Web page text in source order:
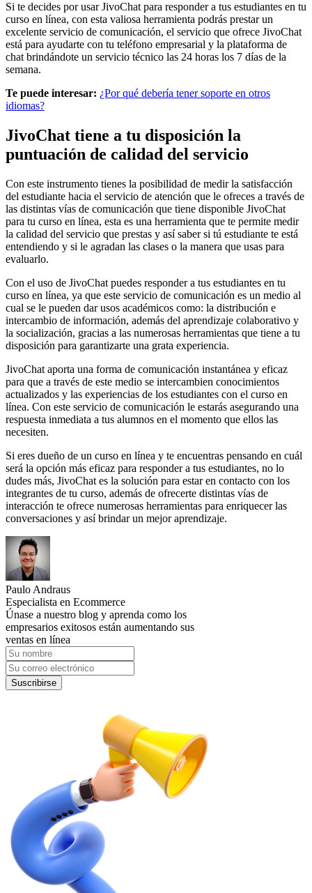
Si te decides por usar JivoChat para responder a tus estudiantes en tu
curso en línea, con esta valiosa herramienta podrás prestar un
excelente servicio de comunicación, el servicio que ofrece JivoChat
está para ayudarte con tu teléfono empresarial y la plataforma de
chat brindándote un servicio técnico las 24 horas los 7 días de la
semana.
Te puede interesar: ¿Por qué debería tener soporte en otros
idiomas?
JivoChat tiene a tu disposición la
puntuación de calidad del servicio
Con este instrumento tienes la posibilidad de medir la satisfacción
del estudiante hacia el servicio de atención que le ofreces a través de
las distintas vías de comunicación que tiene disponible JivoChat
para tu curso en línea, esta es una herramienta que te permite medir
la calidad del servicio que prestas y así saber si tú estudiante te está
entendiendo y si le agradan las clases o la manera que usas para
evaluarlo.
Con el uso de JivoChat puedes responder a tus estudiantes en tu
curso en línea, ya que este servicio de comunicación es un medio al
cual se le pueden dar usos académicos como: la distribución e
intercambio de información, además del aprendizaje colaborativo y
la socialización, gracias a las numerosas herramientas que tiene a tu
disposición para garantizarte una grata experiencia.
JivoChat aporta una forma de comunicación instantánea y eficaz
para que a través de este medio se intercambien conocimientos
actualizados y las experiencias de los estudiantes con el curso en
línea. Con este servicio de comunicación le estarás asegurando una
respuesta inmediata a tus alumnos en el momento que ellos las
necesiten.
Si eres dueño de un curso en línea y te encuentras pensando en cuál
será la opción más eficaz para responder a tus estudiantes, no lo
dudes más, JivoChat es la solución para estar en contacto con los
integrantes de tu curso, además de ofrecerte distintas vías de
interacción te ofrece numerosas herramientas para enriquecer las
conversaciones y así brindar un mejor aprendizaje.
Paulo Andraus
Especialista en Ecommerce
Únase a nuestro blog y aprenda como los
empresarios exitosos están aumentando sus
ventas en línea
Suscribirse